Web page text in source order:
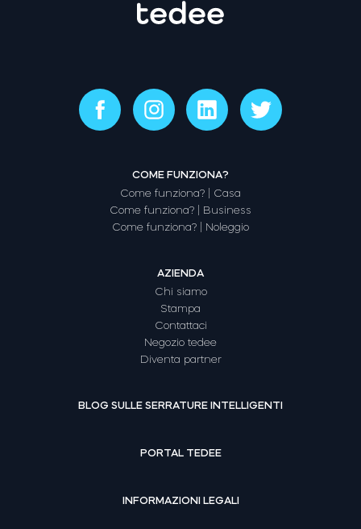
COME FUNZIONA?
Come funziona? | Casa
Come funziona? | Business
Come funziona? | Noleggio
AZIENDA
Chi siamo
Stampa
Contattaci
Negozio tedee
Diventa partner
BLOG SULLE SERRATURE INTELLIGENTI
PORTAL TEDEE
INFORMAZIONI LEGALI